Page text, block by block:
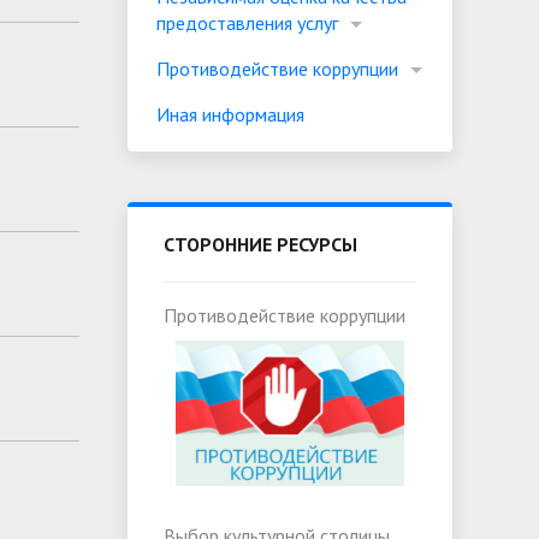
предоставления услуг
Противодействие коррупции
Иная информация
СТОРОННИЕ РЕСУРСЫ
Противодействие коррупции